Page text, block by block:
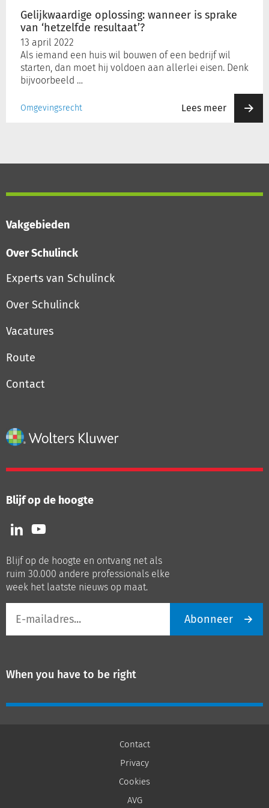
Gelijkwaardige oplossing: wanneer is sprake
van ‘hetzelfde resultaat’?
13 april 2022
Als iemand een huis wil bouwen of een bedrijf wil
starten, dan moet hij voldoen aan allerlei eisen. Denk
bijvoorbeeld …
Omgevingsrecht Lees meer
Vakgebieden
Over Schulinck
Experts van Schulinck
Over Schulinck
Vacatures
Route
Contact
Blijf op de hoogte
Volg
ons
LinkedIn
Volg
ons
Youtube
Blijf op de hoogte en ontvang net als
ruim 30.000 andere professionals elke
week het laatste nieuws op maat.
mailadres
Abonneer
When you have to be right
Contact
Privacy
Cookies
AVG